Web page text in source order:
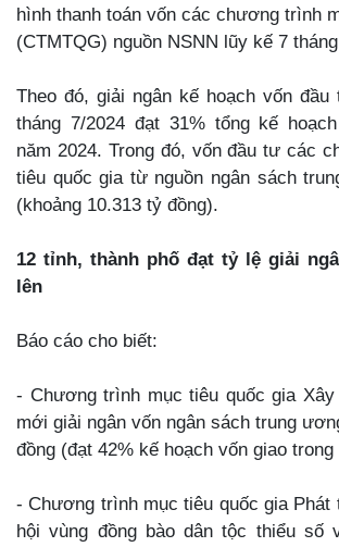
hình thanh toán vốn các chương trình
(CTMTQG) nguồn NSNN lũy kế 7
Theo đó, giải ngân kế hoạch vốn
tháng 7/2024 đạt 31% tổng kế
năm 2024. Trong đó, vốn đầu tư các
tiêu quốc gia từ nguồn ngân sách
(khoảng 10.313 tỷ đồng).
12 tỉnh, thành phố đạt tỷ lệ giải
lên
Báo cáo cho biết:
- Chương trình mục tiêu quốc gia Xây
mới giải ngân vốn ngân sách trung
đồng (đạt 42% kế hoạch vốn giao trong
- Chương trình mục tiêu quốc gia Phát
hội vùng đồng bào dân tộc thiểu số